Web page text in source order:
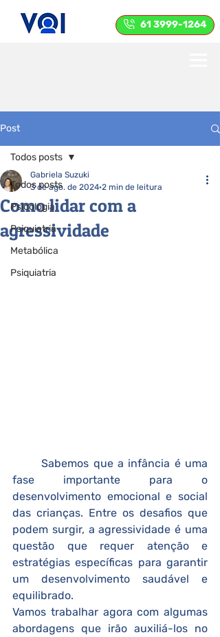
61 3999-1264
Post
Todos posts
Psicologia
Psiquiatria
Metabólica
Psiquiatria
Todos posts
Como lidar com a
agressividade
Gabriela Suzuki
3 de ago. de 2024 2 min de leitura
	Sabemos que a infância é uma
fase importante para o
desenvolvimento emocional e social
das crianças. Entre os desafios que
podem surgir, a agressividade é uma
questão que requer atenção e
estratégias específicas para garantir
um desenvolvimento saudável e
equilibrado.
Vamos trabalhar agora com algumas
abordagens que irão auxiliá-los no